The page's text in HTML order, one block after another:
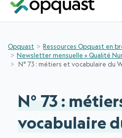
Opquast
Ressources Opquast en
Newsletter mensuelle « Qualité
N° 73 : métiers et vocabulaire du
N° 73 :
vocabulaire